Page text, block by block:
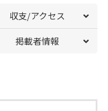
収支/アクセス
掲載者情報